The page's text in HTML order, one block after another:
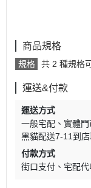
商品規格
規格 共 2 種規格
運送&付款
運送方式
一般宅配
實體門
黑貓配送7-11到店
付款方式
街口支付
宅配代